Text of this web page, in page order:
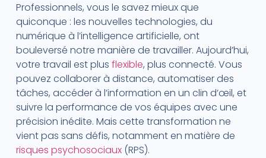
Professionnels, vous le savez mieux que
quiconque : les nouvelles technologies, du
numérique à l’intelligence artificielle, ont
bouleversé notre manière de travailler. Aujourd’hui,
votre travail est plus flexible, plus connecté. Vous
pouvez collaborer à distance, automatiser des
tâches, accéder à l’information en un clin d’œil, et
suivre la performance de vos équipes avec une
précision inédite. Mais cette transformation ne
vient pas sans défis, notamment en matière de
risques psychosociaux (RPS).